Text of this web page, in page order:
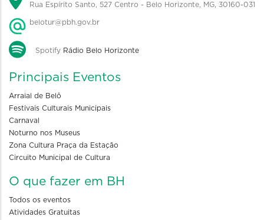
Rua Espírito Santo, 527 Centro - Belo Horizonte, MG, 30160-031
belotur@pbh.gov.br
Spotify Rádio Belo Horizonte
Principais Eventos
Arraial de Belô
Festivais Culturais Municipais
Carnaval
Noturno nos Museus
Zona Cultura Praça da Estação
Circuito Municipal de Cultura
O que fazer em BH
Todos os eventos
Atividades Gratuitas